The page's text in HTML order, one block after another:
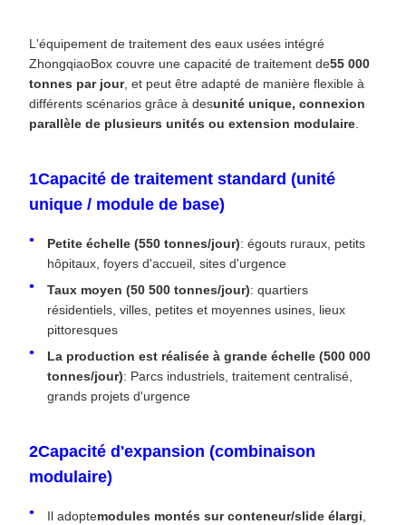
L'équipement de traitement des eaux usées intégré
ZhongqiaoBox couvre une capacité de traitement de55 000
tonnes par jour, et peut être adapté de manière flexible à
différents scénarios grâce à desunité unique, connexion
parallèle de plusieurs unités ou extension modulaire
1Capacité de traitement standard (unité
unique / module de base)
Petite échelle (550 tonnes/jour): égouts ruraux, petits
hôpitaux, foyers d'accueil, sites d'urgence
Taux moyen (50 500 tonnes/jour): quartiers
résidentiels, villes, petites et moyennes usines, lieux
pittoresques
La production est réalisée à grande échelle (500 000
tonnes/jour): Parcs industriels, traitement centralisé,
grands projets d'urgence
2Capacité d'expansion (combinaison
modulaire)
Il adoptemodules montés sur conteneur/slide élargi